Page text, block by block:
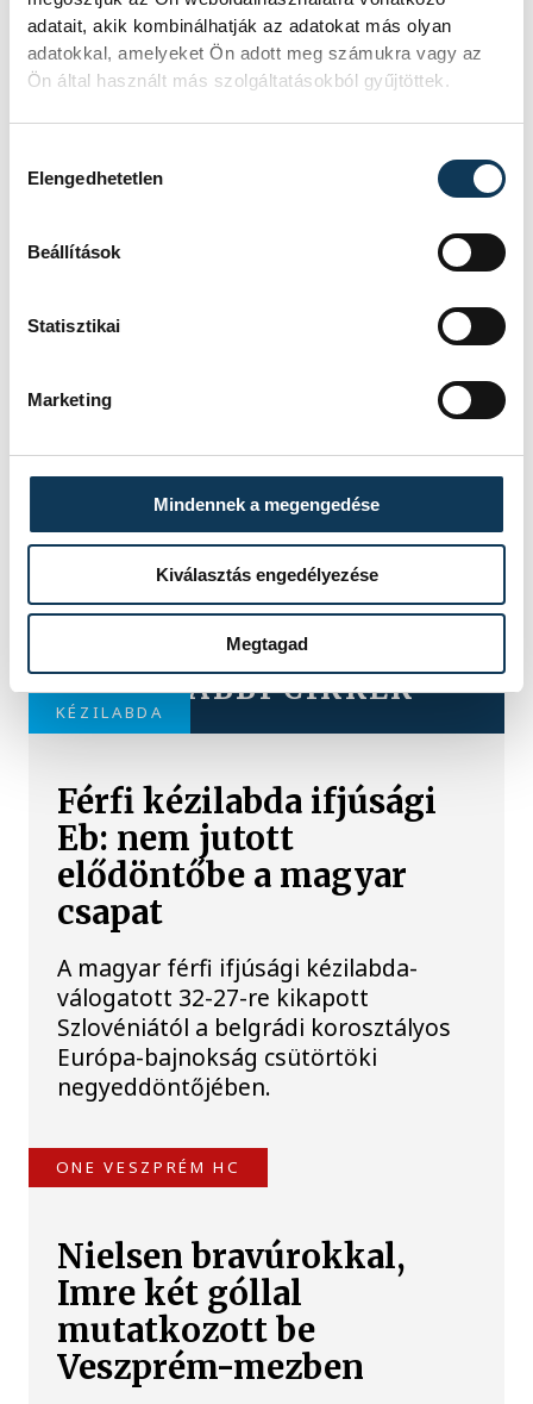
adatait, akik kombinálhatják az adatokat más olyan
adatokkal, amelyeket Ön adott meg számukra vagy az
Ön által használt más szolgáltatásokból gyűjtöttek.
Elengedhetetlen
Beállítások
Statisztikai
Marketing
Mindennek a megengedése
Kiválasztás engedélyezése
Megtagad
TOVÁBBI CIKKEK
KÉZILABDA
Férfi kézilabda ifjúsági
Eb: nem jutott
elődöntőbe a magyar
csapat
A magyar férfi ifjúsági kézilabda-
válogatott 32-27-re kikapott
Szlovéniától a belgrádi korosztályos
Európa-bajnokság csütörtöki
negyeddöntőjében.
ONE VESZPRÉM HC
Nielsen bravúrokkal,
Imre két góllal
mutatkozott be
Veszprém-mezben